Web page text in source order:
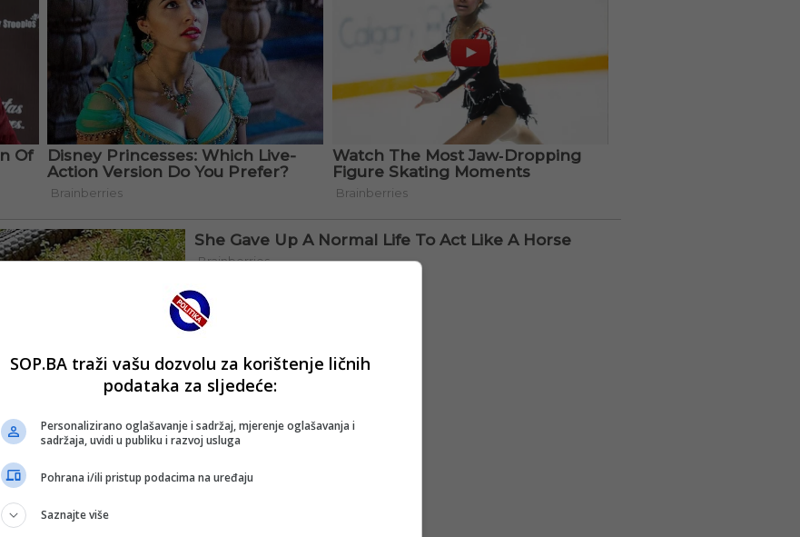
SOP.BA traži vašu dozvolu za korištenje ličnih
podataka za sljedeće:
Personalizirano oglašavanje i sadržaj, mjerenje oglašavanja i
sadržaja, uvidi u publiku i razvoj usluga
Pohrana i/ili pristup podacima na uređaju
Saznajte više